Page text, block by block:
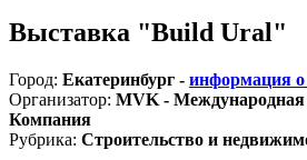
Выставка "Build Ural"
Город: Екатеринбург - информация о
Организатор: MVK -
Компания
Рубрика: Строительство и